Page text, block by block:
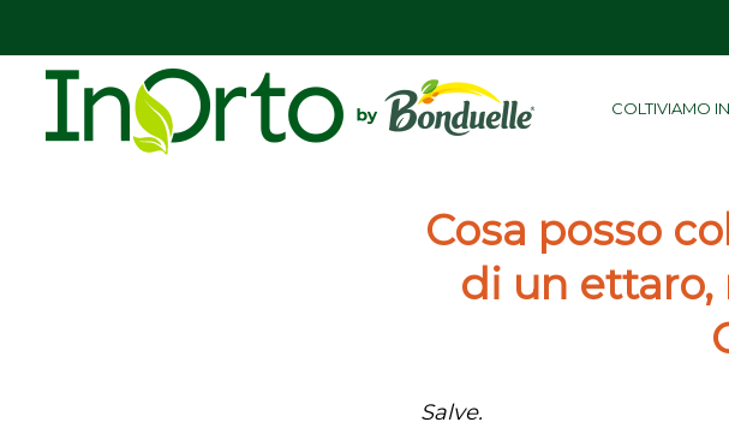
COLTIVIAMO
Cosa posso
di un ettaro,
Salve.